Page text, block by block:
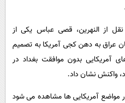
سرگرمی
فناوری
پیامک
روانشناسی
از النهرین، قصی عباس یکی از
عراق به دهن کجی آمریکا به تصمیم
آمریکایی بدون موافقت بغداد در
واکنش نشان داد.
مواضع آمریکایی ها مشاهده می شود